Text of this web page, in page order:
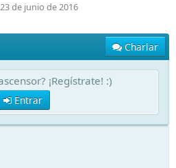
de junio de 2016
Charlar
¡Regístrate! :)
Entrar